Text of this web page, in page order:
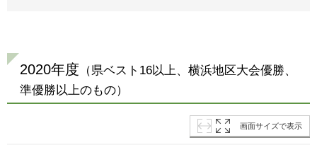
2020年度 （県ベスト16以上、横浜地区大会優勝、
準優勝以上のもの）
画面サイズで表示